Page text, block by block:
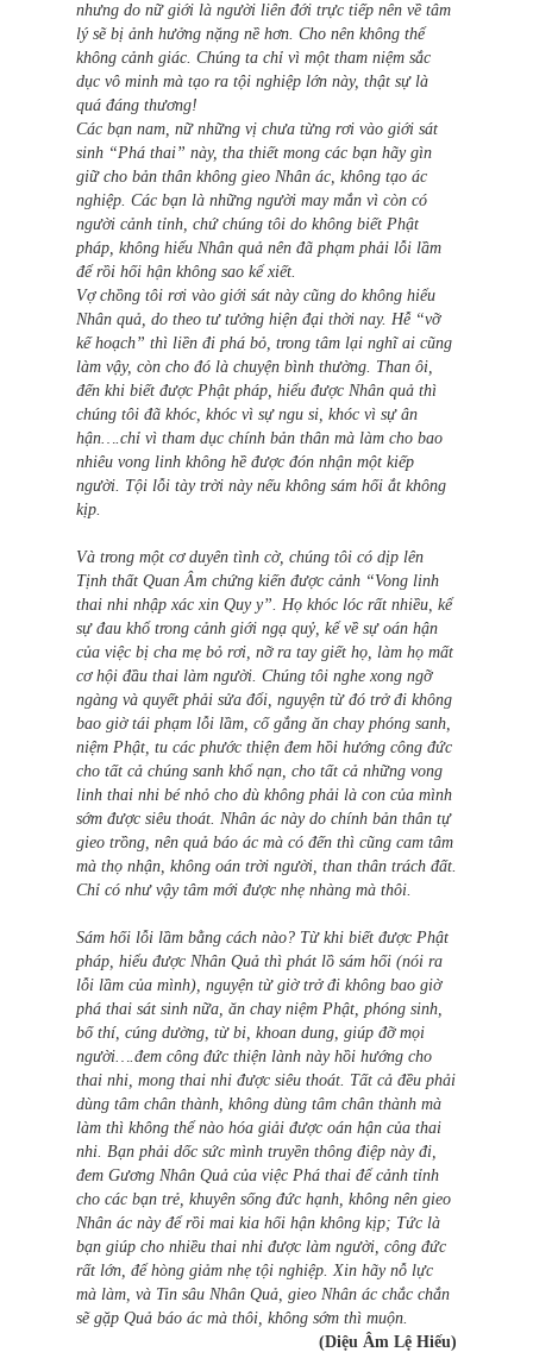
nhưng do nữ giới là người liên đới trực tiếp nên về tâm
lý sẽ bị ảnh hưởng nặng nề hơn. Cho nên không thể
không cảnh giác. Chúng ta chỉ vì một tham niệm sắc
dục vô minh mà tạo ra tội nghiệp lớn này, thật sự là
quá đáng thương!
Các bạn nam, nữ những vị chưa từng rơi vào giới sát
sinh “Phá thai” này, tha thiết mong các bạn hãy gìn
giữ cho bản thân không gieo Nhân ác, không tạo ác
nghiệp. Các bạn là những người may mắn vì còn có
người cảnh tỉnh, chứ chúng tôi do không biết Phật
pháp, không hiểu Nhân quả nên đã phạm phải lỗi lầm
để rồi hối hận không sao kể xiết.
Vợ chồng tôi rơi vào giới sát này cũng do không hiểu
Nhân quả, do theo tư tưởng hiện đại thời nay. Hễ “vỡ
kế hoạch” thì liền đi phá bỏ, trong tâm lại nghĩ ai cũng
làm vậy, còn cho đó là chuyện bình thường. Than ôi,
đến khi biết được Phật pháp, hiểu được Nhân quả thì
chúng tôi đã khóc, khóc vì sự ngu si, khóc vì sự ân
hận….chỉ vì tham dục chính bản thân mà làm cho bao
nhiêu vong linh không hề được đón nhận một kiếp
người. Tội lỗi tày trời này nếu không sám hối ắt không
kịp.
Và trong một cơ duyên tình cờ, chúng tôi có dịp lên
Tịnh thất Quan Âm chứng kiến được cảnh “Vong linh
thai nhi nhập xác xin Quy y”. Họ khóc lóc rất nhiều, kể
sự đau khổ trong cảnh giới ngạ quỷ, kể về sự oán hận
của việc bị cha mẹ bỏ rơi, nỡ ra tay giết họ, làm họ mất
cơ hội đầu thai làm người. Chúng tôi nghe xong ngỡ
ngàng và quyết phải sửa đổi, nguyện từ đó trở đi không
bao giờ tái phạm lỗi lầm, cố gắng ăn chay phóng sanh,
niệm Phật, tu các phước thiện đem hồi hướng công đức
cho tất cả chúng sanh khổ nạn, cho tất cả những vong
linh thai nhi bé nhỏ cho dù không phải là con của mình
sớm được siêu thoát. Nhân ác này do chính bản thân tự
gieo trồng, nên quả báo ác mà có đến thì cũng cam tâm
mà thọ nhận, không oán trời người, than thân trách đất.
Chỉ có như vậy tâm mới được nhẹ nhàng mà thôi.
Sám hối lỗi lầm bằng cách nào? Từ khi biết được Phật
pháp, hiểu được Nhân Quả thì phát lồ sám hối (nói ra
lỗi lầm của mình), nguyện từ giờ trở đi không bao giờ
phá thai sát sinh nữa, ăn chay niệm Phật, phóng sinh,
bố thí, cúng dường, từ bi, khoan dung, giúp đỡ mọi
người….đem công đức thiện lành này hồi hướng cho
thai nhi, mong thai nhi được siêu thoát. Tất cả đều phải
dùng tâm chân thành, không dùng tâm chân thành mà
làm thì không thể nào hóa giải được oán hận của thai
nhi. Bạn phải dốc sức mình truyền thông điệp này đi,
đem Gương Nhân Quả của việc Phá thai để cảnh tỉnh
cho các bạn trẻ, khuyên sống đức hạnh, không nên gieo
Nhân ác này để rồi mai kia hối hận không kịp; Tức là
bạn giúp cho nhiều thai nhi được làm người, công đức
rất lớn, để hòng giảm nhẹ tội nghiệp. Xin hãy nỗ lực
mà làm, và Tin sâu Nhân Quả, gieo Nhân ác chắc chắn
sẽ gặp Quả báo ác mà thôi, không sớm thì muộn.
(Diệu Âm Lệ Hiếu)